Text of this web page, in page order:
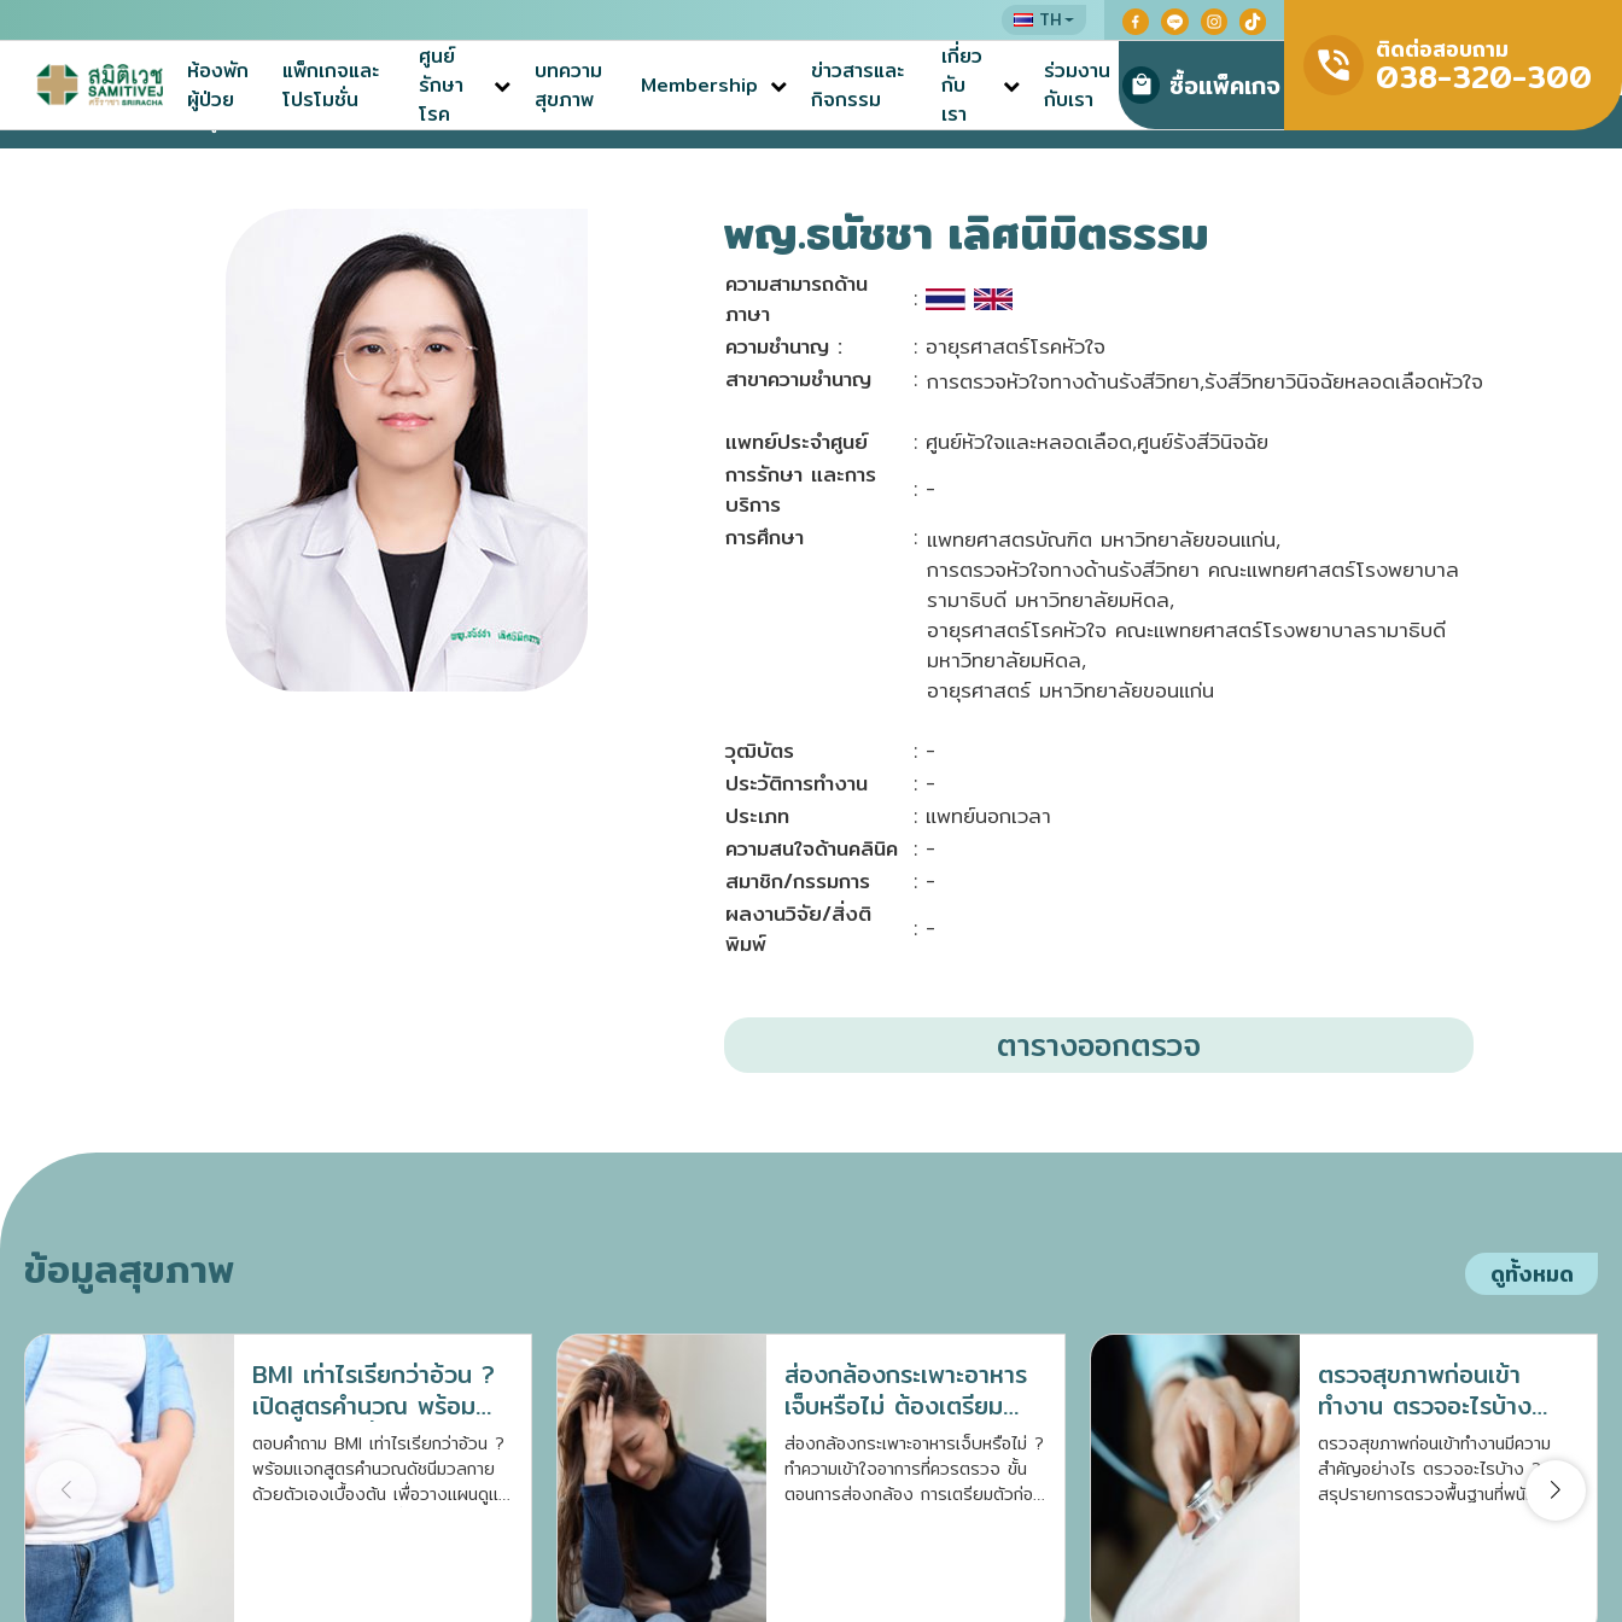
TH
ห้องพัก
ผู้ป่วย
แพ็กเกจและ
โปรโมชั่น
ศูนย์
รักษา
โรค
บทความ
สุขภาพ
Membership
ข่าวสารและ
กิจกรรม
เกี่ยว
กับ
เรา
ร่วมงาน
กับเรา
ซื้อแพ็คเกจ
ติดต่อสอบถาม
038-320-300
หน้าแรก ทีมแพทย์ผู้เชี่ยวชาญ พญ.ธนัชชา เลิศนิมิตธรรม
พญ.ธนัชชา เลิศนิมิตธรรม
ความสามารถด้าน
ภาษา
:
ความชำนาญ :
: อายุรศาสตร์โรคหัวใจ
สาขาความชำนาญ
: การตรวจหัวใจทางด้านรังสีวิทยา,รังสีวิทยาวินิจฉัยหลอดเลือดหัวใจ
แพทย์ประจำศูนย์
: ศูนย์หัวใจและหลอดเลือด,ศูนย์รังสีวินิจฉัย
การรักษา และการ
บริการ
: -
การศึกษา
: แพทยศาสตรบัณฑิต มหาวิทยาลัยขอนแก่น,
การตรวจหัวใจทางด้านรังสีวิทยา คณะแพทยศาสตร์โรงพยาบาล
รามาธิบดี มหาวิทยาลัยมหิดล,
อายุรศาสตร์โรคหัวใจ คณะแพทยศาสตร์โรงพยาบาลรามาธิบดี
มหาวิทยาลัยมหิดล,
อายุรศาสตร์ มหาวิทยาลัยขอนแก่น
วุฒิบัตร
: -
ประวัติการทำงาน
: -
ประเภท
: แพทย์นอกเวลา
ความสนใจด้านคลินิค : -
สมาชิก/กรรมการ
: -
ผลงานวิจัย/สิ่งติ
พิมพ์
: -
ตารางออกตรวจ
ข้อมูลสุขภาพ ดูทั้งหมด
BMI เท่าไรเรียกว่าอ้วน ?
เปิดสูตรคำนวณ พร้อม
แนวทางลดน้ำหนัก
ตอบคำถาม BMI เท่าไรเรียกว่าอ้วน ?
พร้อมแจกสูตรคำนวณดัชนีมวลกาย
ด้วยตัวเองเบื้องต้น เพื่อวางแผนดูแล
ส่องกล้องกระเพาะอาหาร
เจ็บหรือไม่ ต้องเตรียม
ตัวอย่างไร ?
ส่องกล้องกระเพาะอาหารเจ็บหรือไม่ ?
ทำความเข้าใจอาการที่ควรตรวจ ขั้น
ตอนการส่องกล้อง การเตรียมตัวก่อน
ตรวจสุขภาพก่อนเข้า
ทำงาน ตรวจอะไรบ้าง
เตรียมตัวอย่างไรดี ?
ตรวจสุขภาพก่อนเข้าทำงานมีความ
สำคัญอย่างไร ตรวจอะไรบ้าง ?
สรุปรายการตรวจพื้นฐานที่พนักงาน
ใหม่ควรรู้ พร้อมวิธีเตรียมตัวก่อนเข้า